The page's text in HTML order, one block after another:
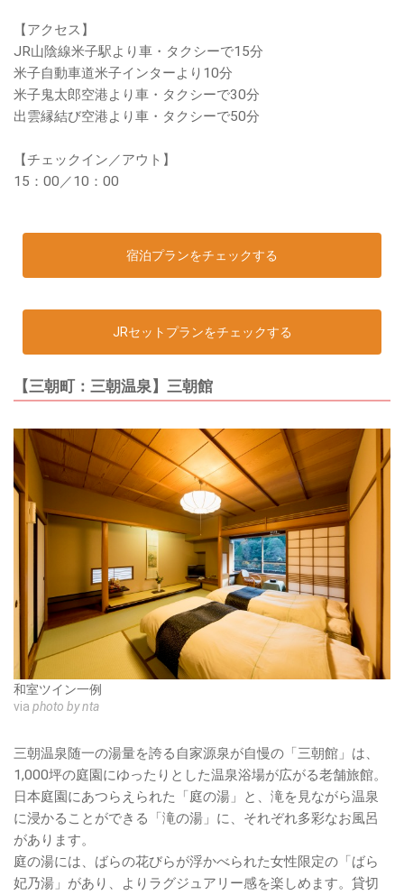
【アクセス】
JR山陰線米子駅より車・タクシーで15分
米子自動車道米子インターより10分
米子鬼太郎空港より車・タクシーで30分
出雲縁結び空港より車・タクシーで50分
【チェックイン／アウト】
15：00／10：00
宿泊プランをチェックする
JRセットプランをチェックする
【三朝町：三朝温泉】三朝館
和室ツイン一例
via photo by nta
三朝温泉随一の湯量を誇る自家源泉が自慢の「三朝館」は、
1,000坪の庭園にゆったりとした温泉浴場が広がる老舗旅館。
日本庭園にあつらえられた「庭の湯」と、滝を見ながら温泉
に浸かることができる「滝の湯」に、それぞれ多彩なお風呂
があります。
庭の湯には、ばらの花びらが浮かべられた女性限定の「ばら
妃乃湯」があり、よりラグジュアリー感を楽しめます。貸切